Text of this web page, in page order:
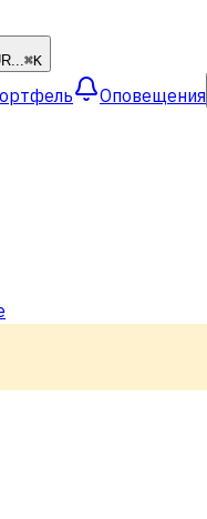
⌘K
Оповещения